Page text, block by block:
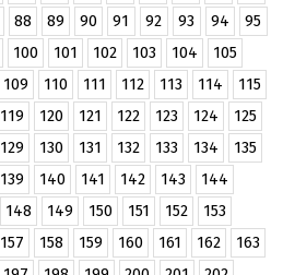
88 89 90 91 92 93 94
95
100 101 102 103 104
105
109 110 111 112 113 114
115
119 120 121 122 123 124
125
129 130 131 132 133 134
135
139 140 141 142 143
144
148 149 150 151 152
153
157 158 159 160 161 162
163